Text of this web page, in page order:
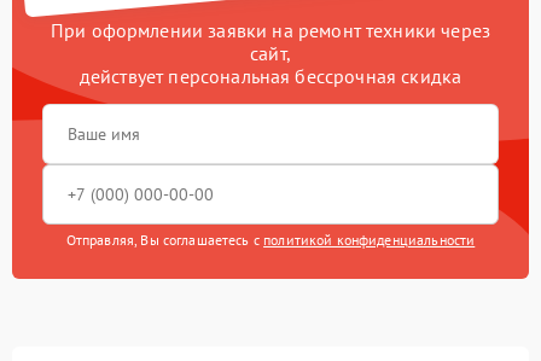
При оформлении заявки на ремонт техники через
сайт,
действует персональная бессрочная скидка
Отправляя, Вы соглашаетесь с политикой конфиденциальности